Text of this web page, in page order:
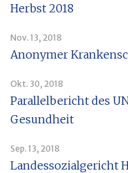
Herbst 2018
Nov. 13, 2018
Anonymer
Okt. 30, 2018
Parallelbericht des
Gesundheit
Sep. 13, 2018
Landessozialgericht